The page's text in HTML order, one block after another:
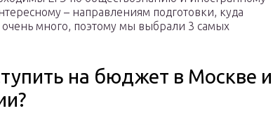
– направлениям подготовки, куда
много, поэтому мы выбрали 3 самых
на бюджет в Москве и